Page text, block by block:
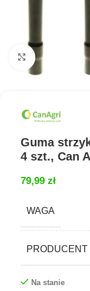
Kliknij aby
Guma
4 szt., Can
79,99 zł
WAGA
PRODUCENT
Na stanie